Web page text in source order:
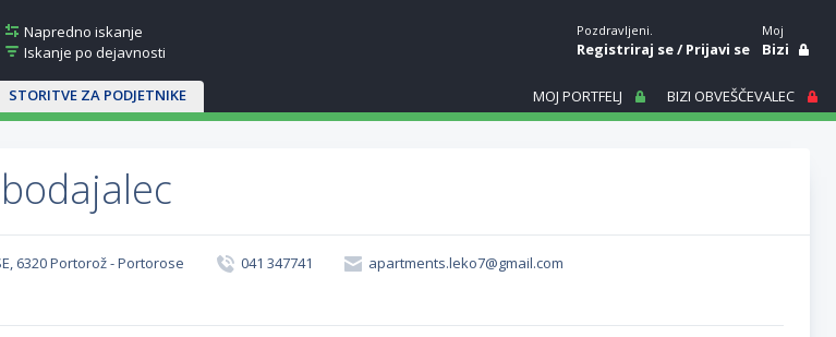
Napredno iskanje
Iskanje po dejavnosti
STORITVE ZA PODJETNIKE
Pozdravljeni.
Registriraj se/Prijavi se
Moj
Bizi
MOJ PORTFELJ BIZI OBVEŠČEVALEC
6320 Portorož - Portorose 041 347741
apartments.leko7@gmail.com